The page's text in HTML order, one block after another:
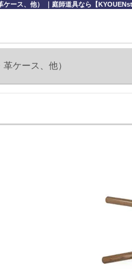
ケース、他）
ース、他） ｜庭師道具なら【